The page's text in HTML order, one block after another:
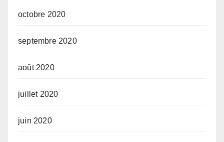
octobre 2020
septembre 2020
août 2020
juillet 2020
juin 2020